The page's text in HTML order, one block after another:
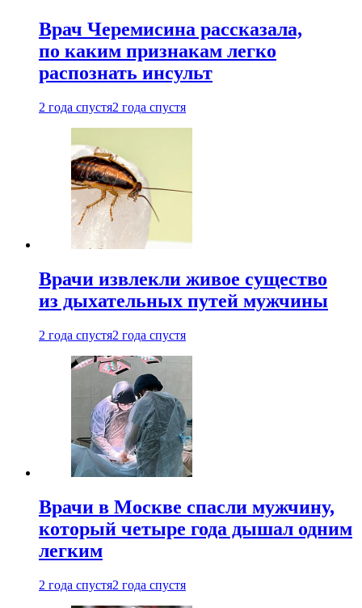
Врач Черемисина рассказала,
по каким признакам легко
распознать инсульт
2 года спустя2 года спустя
Врачи извлекли живое существо
из дыхательных путей мужчины
2 года спустя2 года спустя
Врачи в Москве спасли мужчину,
который четыре года дышал одним
легким
2 года спустя2 года спустя